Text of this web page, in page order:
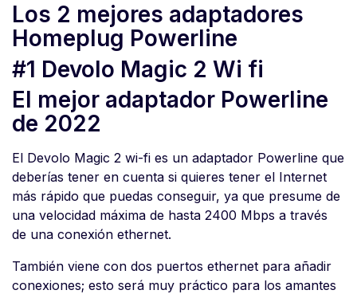
Los 2 mejores adaptadores
Homeplug Powerline
#1 Devolo Magic 2 Wi fi
El mejor adaptador Powerline
de 2022
El Devolo Magic 2 wi-fi es un adaptador Powerline que
deberías tener en cuenta si quieres tener el Internet
más rápido que puedas conseguir, ya que presume de
una velocidad máxima de hasta 2400 Mbps a través
de una conexión ethernet.
También viene con dos puertos ethernet para añadir
conexiones; esto será muy práctico para los amantes